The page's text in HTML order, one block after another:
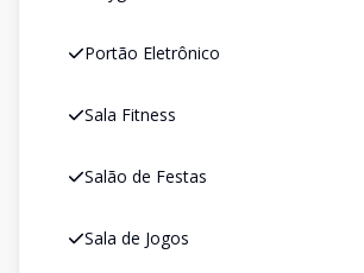
Portão Eletrônico
Sala Fitness
Salão de Festas
Sala de Jogos